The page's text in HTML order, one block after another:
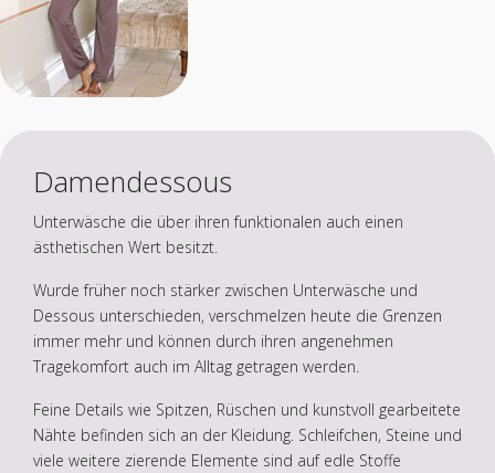
Damendessous
Unterwäsche die über ihren funktionalen auch einen
ästhetischen Wert besitzt.
Wurde früher noch stärker zwischen Unterwäsche und
Dessous unterschieden, verschmelzen heute die Grenzen
immer mehr und können durch ihren angenehmen
Tragekomfort auch im Alltag getragen werden.
Feine Details wie Spitzen, Rüschen und kunstvoll gearbeitete
Nähte befinden sich an der Kleidung. Schleifchen, Steine und
viele weitere zierende Elemente sind auf edle Stoffe